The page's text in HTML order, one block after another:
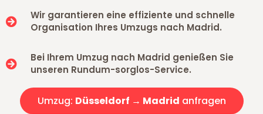
Wir garantieren eine effiziente und schnelle
Organisation Ihres Umzugs nach Madrid.
Bei Ihrem Umzug nach Madrid genießen Sie
unseren Rundum-sorglos-Service.
Umzug: Düsseldorf → Madrid anfragen